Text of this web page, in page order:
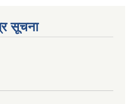
सूचना